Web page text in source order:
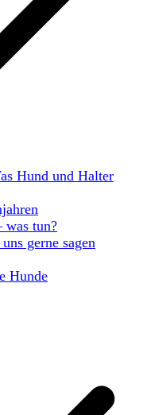
Hund und Halter
tun?
gerne sagen
Hunde